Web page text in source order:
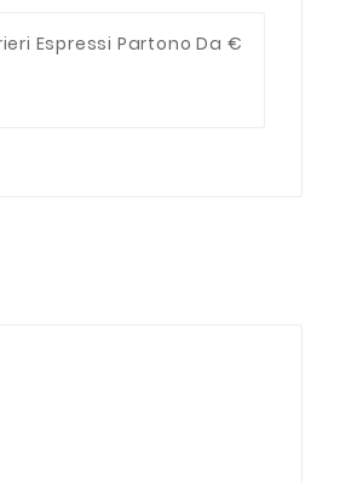
Espressi Partono Da €